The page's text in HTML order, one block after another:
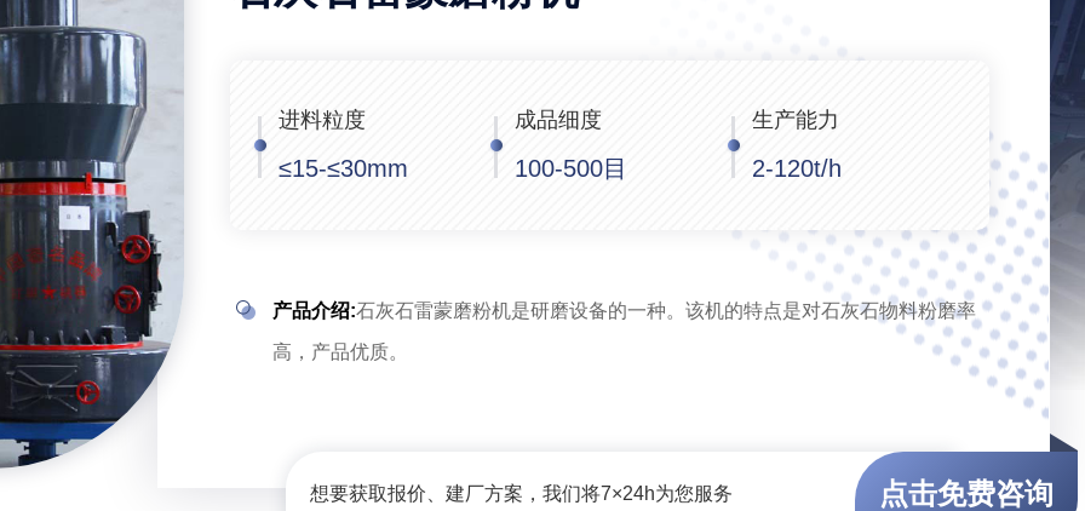
进料粒度
≤15-≤30mm
成品细度
100-500目
生产能力
2-120t/h
产品介绍:石灰石雷蒙磨粉机是研磨设备的一种。该机的特点是对石灰石物料粉磨率
高，产品优质。
想要获取报价、建厂方案，我们将7×24h为您服务 点击免费咨询